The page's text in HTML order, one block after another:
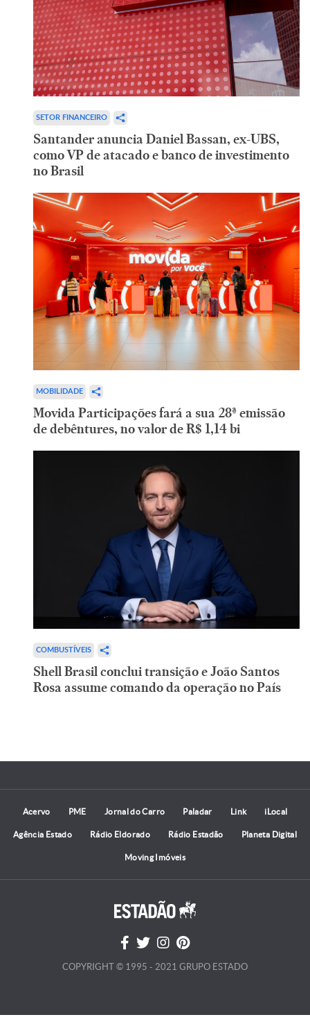
SETOR FINANCEIRO
Santander anuncia Daniel Bassan, ex-UBS,
como VP de atacado e banco de investimento
no Brasil
MOBILIDADE
Movida Participações fará a sua 28ª emissão
de debêntures, no valor de R$ 1,14 bi
COMBUSTÍVEIS
Shell Brasil conclui transição e João Santos
Rosa assume comando da operação no País
Acervo PME Jornal do Carro Paladar Link iLocal
Agência Estado Rádio Eldorado Rádio Estadão Planeta Digital
Moving Imóveis
COPYRIGHT © 1995 - 2021 GRUPO ESTADO